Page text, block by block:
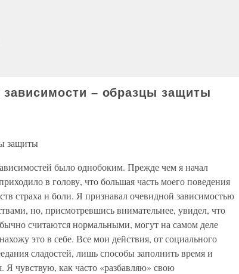
зависимости – образцы защиты
защиты
было однобоким. Прежде чем я начал
в голову, что большая часть моего поведения
страха и боли. Я признавал очевидной зависимостью
но, присмотревшись внимательнее, увидел, что
считаются нормальными, могут на самом деле
это в себе. Все мои действия, от социального
сладостей, лишь способы заполнить время и
Я чувствую, как часто «разбавляю» свою